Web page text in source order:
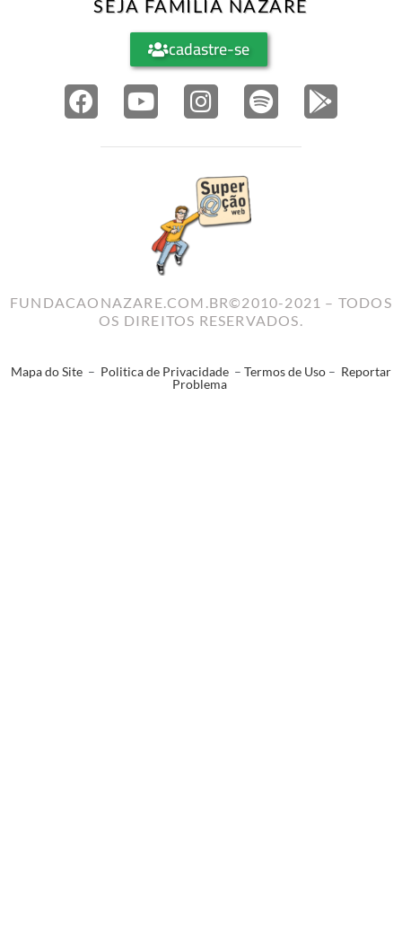
SEJA FAMÍLIA NAZARÉ
cadastre-se
FUNDACAONAZARE.COM.BR©2010-2021 – TODOS
OS DIREITOS RESERVADOS.
Mapa do Site – Politica de Privacidade – Termos de Uso – Reportar
Problema